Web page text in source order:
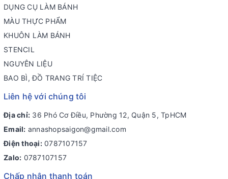
DỤNG CỤ LÀM BÁNH
MÀU THỰC PHẨM
KHUÔN LÀM BÁNH
STENCIL
NGUYÊN LIỆU
BAO BÌ, ĐỒ TRANG TRÍ TIỆC
Liên hệ với chúng tôi
Địa chỉ: 36 Phó Cơ Điều, Phường 12, Quận 5, TpHCM
Email: annashopsaigon@gmail.com
Điện thoại: 0787107157
Zalo: 0787107157
Chấp nhận thanh toán